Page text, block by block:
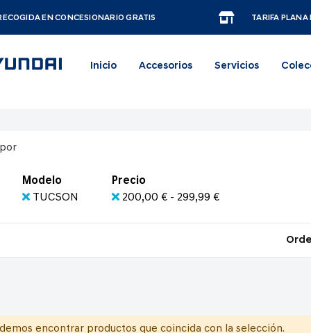
EN CONCESIONARIO GRATIS TARIFA
Inicio Accesorios Servicios
Modelo
TUCSON
Precio
200,00 € - 299,99 €
encontrar productos que coincida con la selección.